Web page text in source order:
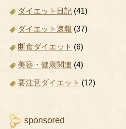
ダイエット日記 (41)
ダイエット速報 (37)
断食ダイエット (6)
美容・健康関連 (4)
要注意ダイエット (12)
sponsored